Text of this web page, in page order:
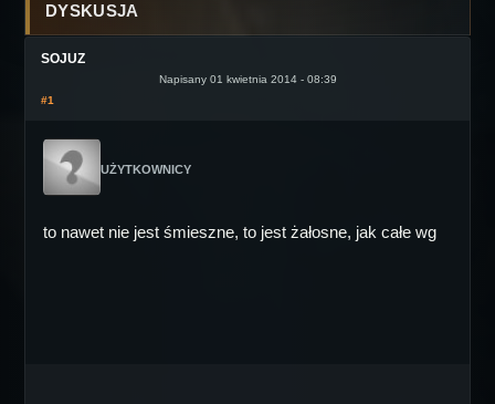
DYSKUSJA
SOJUZ
Napisany 01 kwietnia 2014 - 08:39
#1
UŻYTKOWNICY
to nawet nie jest śmieszne, to jest żałosne, jak całe wg